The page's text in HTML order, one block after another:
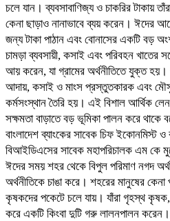
চলে যান। ব্যবসাবাণিজ্য ও চাকরির টাকায়
কেনা ছাড়াও নানাভাবে ব্যয় করেন। ঈদের
জন্য টাকা পাঠান এবং বোনাসের একটি বড়
চামড়া ব্যবসায়ী, কসাই এবং পরিবহন খাতের
আয় করেন, যা গ্রামের অর্থনীতিতে যুক্ত হয়।
আদায়, কসাই ও মাংস প্রস্তুতকারক এবং
কর্মসংস্থান তৈরি হয়। এই বিশাল আর্থিক
সক্ষমতা বাড়াতে বড় ভূমিকা পালন করে থাকে
বাংলাদেশ ব্যাংকের সাবেক চিফ ইকোনমিস্ট ও
বিআইডিএসের সাবেক মহাপরিচালক এম কে
ঈদের সময় শহর থেকে বিপুল পরিমাণ নগদ অর্থ
অর্থনীতিকে চাঙা করে। শহরের মানুষের কেনা
কৃষকদের পকেটে চলে যায়। যাঁরা গৃহস্থ কৃষক,
করে একটি কিংবা দুটি গরু লালনপালন করেন।